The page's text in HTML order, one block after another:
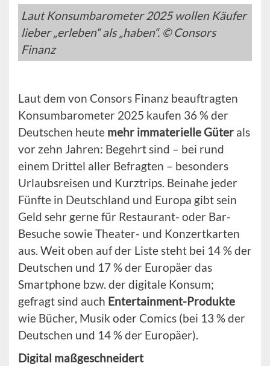
Laut Konsumbarometer 2025 wollen Käufer
lieber „erleben“ als „haben“. © Consors
Finanz
Laut dem von Consors Finanz beauftragten
Konsumbarometer 2025 kaufen 36 % der
Deutschen heute mehr immaterielle Güter als
vor zehn Jahren: Begehrt sind – bei rund
einem Drittel aller Befragten – besonders
Urlaubsreisen und Kurztrips. Beinahe jeder
Fünfte in Deutschland und Europa gibt sein
Geld sehr gerne für Restaurant- oder Bar-
Besuche sowie Theater- und Konzertkarten
aus. Weit oben auf der Liste steht bei 14 % der
Deutschen und 17 % der Europäer das
Smartphone bzw. der digitale Konsum;
gefragt sind auch Entertainment-Produkte
wie Bücher, Musik oder Comics (bei 13 % der
Deutschen und 14 % der Europäer).
Digital maßgeschneidert